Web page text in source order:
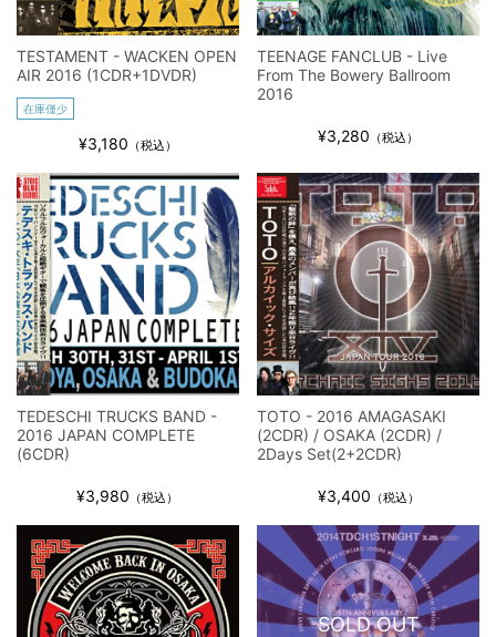
TESTAMENT - WACKEN OPEN
AIR 2016 (1CDR+1DVDR)
在庫僅少
¥3,180 （税込）
TEENAGE FANCLUB - Live
From The Bowery Ballroom
2016
¥3,280 （税込）
TEDESCHI TRUCKS BAND -
2016 JAPAN COMPLETE
(6CDR)
¥3,980 （税込）
TOTO - 2016 AMAGASAKI
(2CDR) / OSAKA (2CDR) /
2Days Set(2+2CDR)
¥3,400 （税込）
SOLD OUT